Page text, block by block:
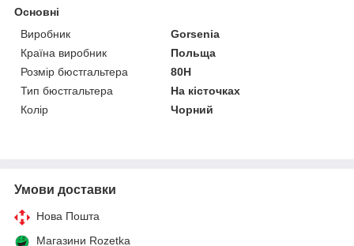
Основні
Виробник
Gorsenia
Країна виробник
Польща
Розмір бюстгальтера
80H
Тип бюстгальтера
На кісточках
Колір
Чорний
Умови доставки
Нова Пошта
Магазини Rozetka